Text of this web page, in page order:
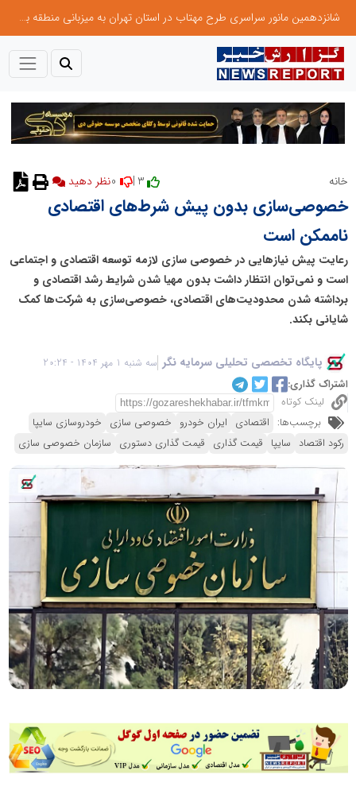
شانزدهمین مانور سراسری طرح مهتاب در استان تهران به میزبانی منطقه برق لواسان
خانه 3 | نظر دهید
خصوصی‌سازی بدون پیش شرط‌های اقتصادی
ناممکن است
رعایت پیش نیازهایی در خصوصی سازی لازمه توسعه اقتصادی و اجتماعی
است و نمی‌توان انتظار داشت بدون مهیا شدن شرایط رشد اقتصادی و
برداشته شدن محدودیت‌های اقتصادی، خصوصی‌سازی به شرکت‌ها کمک
شایانی بکند.
پایگاه تخصصی تحلیلی سرمایه نگر سه شنبه 1 مهر 1404 - 20:24
اشتراک گذاری:
لینک کوتاه
برچسب‌ها: اقتصادی ایران خودرو خصوصی سازی خودروسازی سایپا
رکود اقتصاد سایپا قیمت گذاری قیمت گذاری دستوری سازمان خصوصی سازی